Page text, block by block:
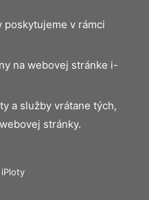
poskytujeme v rámci
na webovej stránke i-
a služby vrátane tých,
stránky.